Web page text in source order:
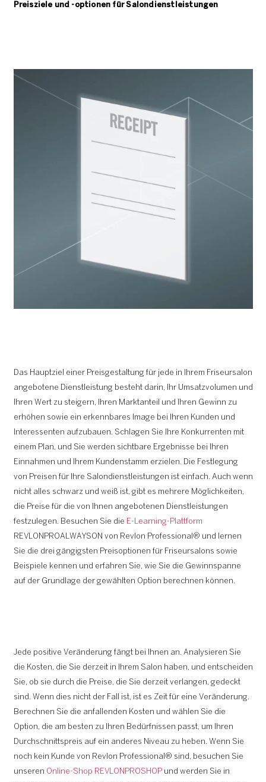
Preisziele und -optionen fürSalondienstleistungen
Das Hauptziel einer Preisgestaltung für jede in Ihrem Friseursalon
angebotene Dienstleistung besteht darin, Ihr Umsatzvolumen und
Ihren Wert zu steigern, Ihren Marktanteil und Ihren Gewinn zu
erhöhen sowie ein erkennbares Image bei Ihren Kunden und
Interessenten aufzubauen. Schlagen Sie Ihre Konkurrenten mit
einem Plan, und Sie werden sichtbare Ergebnisse bei Ihren
Einnahmen und Ihrem Kundenstamm erzielen. Die Festlegung
von Preisen für Ihre Salondienstleistungen ist einfach. Auch wenn
nicht alles schwarz und weiß ist, gibt es mehrere Möglichkeiten,
die Preise für die von Ihnen angebotenen Dienstleistungen
festzulegen. Besuchen Sie die E-Learning-Plattform
REVLONPROALWAYSON von Revlon Professional® und lernen
Sie die drei gängigsten Preisoptionen für Friseursalons sowie
Beispiele kennen und erfahren Sie, wie Sie die Gewinnspanne
auf der Grundlage der gewählten Option berechnen können.
Jede positive Veränderung fängt bei Ihnen an. Analysieren Sie
die Kosten, die Sie derzeit in Ihrem Salon haben, und entscheiden
Sie, ob sie durch die Preise, die Sie derzeit verlangen, gedeckt
sind. Wenn dies nicht der Fall ist, ist es Zeit für eine Veränderung.
Berechnen Sie die anfallenden Kosten und wählen Sie die
Option, die am besten zu Ihren Bedürfnissen passt, um Ihren
Durchschnittspreis auf ein anderes Niveau zu heben. Wenn Sie
noch kein Kunde von Revlon Professional® sind, besuchen Sie
unseren Online-Shop REVLONPROSHOPund werden Sie in